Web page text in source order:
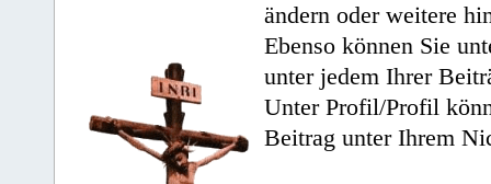
ändern oder weitere
Ebenso können Sie
unter jedem Ihrer
Unter Profil/Profil
Beitrag unter Ihrem